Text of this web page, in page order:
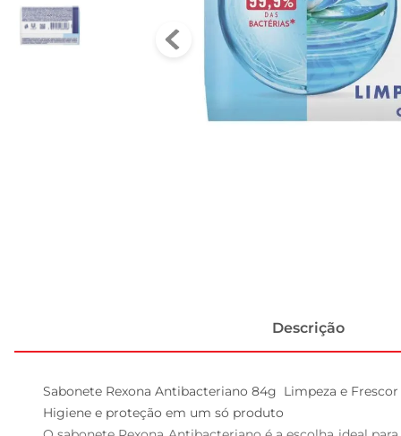
Descrição
Sabonete Rexona Antibacteriano 84g  Limpeza e Frescor
Higiene e proteção em um só produto